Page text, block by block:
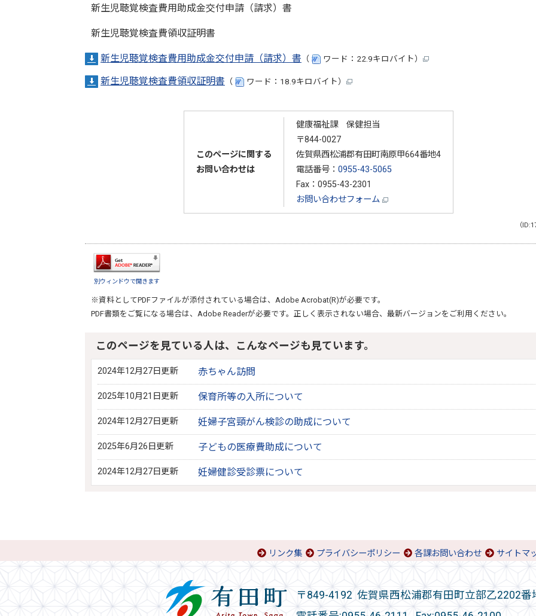
新生児聴覚検査費用助成金交付申請（請求）書
新生児聴覚検査費領収証明書
新生児聴覚検査費用助成金交付申請（請求）書 （ ワード：22.9キロバイト）
新生児聴覚検査費領収証明書 （ ワード：18.9キロバイト）
このページに関する
お問い合わせは
健康福祉課 保健担当
〒844-0027
佐賀県西松浦郡有田町南原甲664番地4
電話番号： 0955-43-5065
Fax：0955-43-2301
お問い合わせフォーム
（
別ウィンドウで開きます
※資料としてPDFファイルが添付されている場合は、 Adobe Acrobat(R)が必要です。
PDF書類をご覧になる場合は、 Adobe Readerが必要です。正しく表示されない場合、最新バージョンをご利用ください。
このページを見ている人は、こんなページも見ています。
2024年12月27日更新 赤ちゃん訪問
2025年10月21日更新 保育所等の入所について
2024年12月27日更新 妊婦子宮頸がん検診の助成について
2025年6月26日更新 子どもの医療費助成について
2024年12月27日更新 妊婦健診受診票について
リンク集 プライバシーポリシー 各課お問い合わせ サイトマ
〒849-4192 佐賀県西松浦郡有田町立部乙2202番